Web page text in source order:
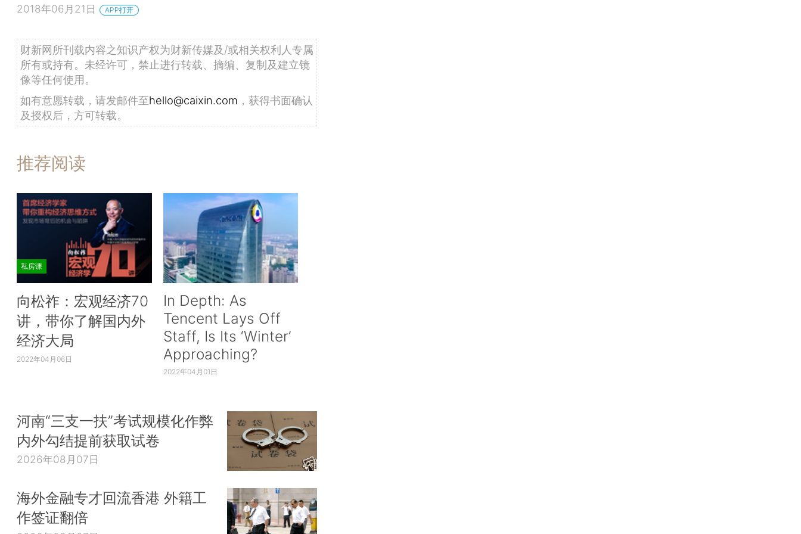
2018年06月21日 APP打开
财新网所刊载内容之知识产权为财新传媒及/或相关权利人专属
所有或持有。未经许可，禁止进行转载、摘编、复制及建立镜
像等任何使用。
如有意愿转载，请发邮件至hello@caixin.com ，获得书面确认
及授权后，方可转载。
推荐阅读
私房课
向松祚：宏观经济70
讲，带你了解国内外
经济大局
2022年04月06日
In Depth: As
Tencent Lays Off
Staff, Is Its ‘Winter’
Approaching?
2022年04月01日
河南“三支一扶”考试规模化作弊
内外勾结提前获取试卷
2026年08月07日
海外金融专才回流香港 外籍工
作签证翻倍